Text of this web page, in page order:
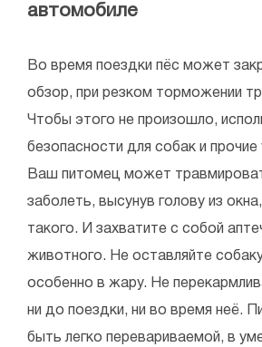
автомобиле
Во время поездки пёс может
обзор, при резком торможении
Чтобы этого не произошло,
безопасности для собак и прочие
Ваш питомец может
заболеть, высунув голову из
такого. И захватите с собой
животного. Не оставляйте
особенно в жару. Не
ни до поездки, ни во время неё.
быть легко перевариваемой, в